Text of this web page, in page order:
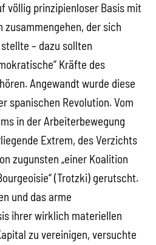
völlig prinzipienloser Basis mit
zusammengehen, der sich
– dazu sollten
Kräfte des
Angewandt wurde diese
spanischen Revolution. Vom
in der Arbeiterbewegung
Extrem, des Verzichts
zugunsten „einer Koalition
(Trotzki) gerutscht.
und das arme
ihrer wirklich materiellen
zu vereinigen, versuchte